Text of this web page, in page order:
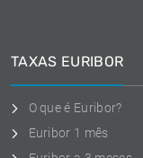
TAXAS EURIBOR
O que é Euribor?
Euribor 1 mês